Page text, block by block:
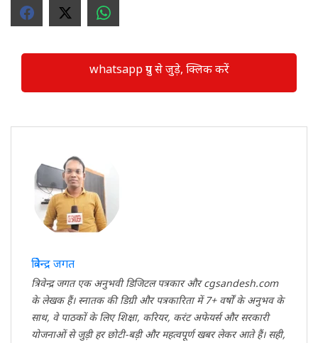
whatsapp ग्रुप से जुड़े, क्लिक करें
त्रिवेन्द्र जगत
त्रिवेन्द्र जगत एक अनुभवी डिजिटल पत्रकार और cgsandesh.com
के लेखक हैं। स्नातक की डिग्री और पत्रकारिता में 7+ वर्षों के अनुभव के
साथ, वे पाठकों के लिए शिक्षा, करियर, करंट अफेयर्स और सरकारी
योजनाओं से जुड़ी हर छोटी-बड़ी और महत्वपूर्ण खबर लेकर आते हैं। सही,